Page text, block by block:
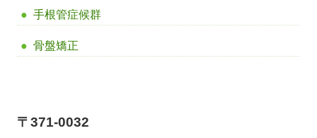
手根管症候群
骨盤矯正
〒371-0032